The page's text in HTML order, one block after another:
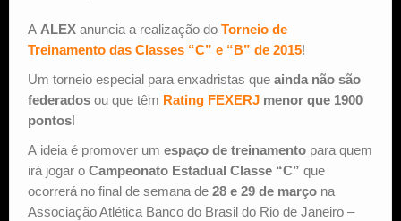
A ALEX anuncia a realização do Torneio de
Treinamento das Classes “C” e “B” de 2015!
Um torneio especial para enxadristas que ainda não são
federados ou que têm Rating FEXERJ menor que 1900
pontos!
A ideia é promover um espaço de treinamento para quem
irá jogar o Campeonato Estadual Classe “C” que
ocorrerá no final de semana de 28 e 29 de março na
Associação Atlética Banco do Brasil do Rio de Janeiro –